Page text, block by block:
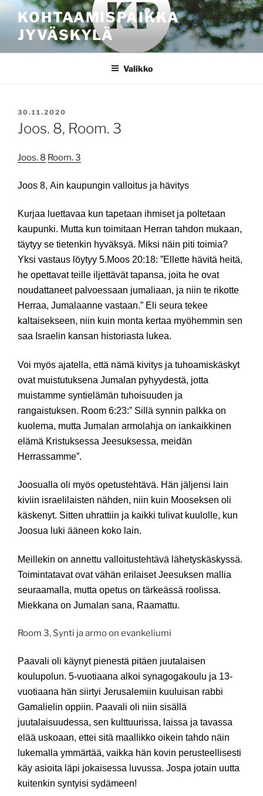
sisältöönKOHTAAMISPAIKKA
JYVÄSKYLÄ
Valikko
JULKAISTU
30.11.2020
Joos. 8, Room. 3
Joos. 8 Room. 3
Joos 8, Ain kaupungin valloitus ja hävitys
Kurjaa luettavaa kun tapetaan ihmiset ja poltetaan
kaupunki. Mutta kun toimitaan Herran tahdon mukaan,
täytyy se tietenkin hyväksyä. Miksi näin piti toimia?
Yksi vastaus löytyy 5.Moos 20:18: ”Ellette hävitä heitä,
he opettavat teille iljettävät tapansa, joita he ovat
noudattaneet palvoessaan jumaliaan, ja niin te rikotte
Herraa, Jumalaanne vastaan.” Eli seura tekee
kaltaisekseen, niin kuin monta kertaa myöhemmin sen
saa Israelin kansan historiasta lukea.
Voi myös ajatella, että nämä kivitys ja tuhoamiskäskyt
ovat muistutuksena Jumalan pyhyydestä, jotta
muistamme syntielämän tuhoisuuden ja
rangaistuksen. Room 6:23:” Sillä synnin palkka on
kuolema, mutta Jumalan armolahja on iankaikkinen
elämä Kristuksessa Jeesuksessa, meidän
Herrassamme”.
Joosualla oli myös opetustehtävä. Hän jäljensi lain
kiviin israelilaisten nähden, niin kuin Mooseksen oli
käskenyt. Sitten uhrattiin ja kaikki tulivat kuulolle, kun
Joosua luki ääneen koko lain.
Meillekin on annettu valloitustehtävä lähetyskäskyssä.
Toimintatavat ovat vähän erilaiset Jeesuksen mallia
seuraamalla, mutta opetus on tärkeässä roolissa.
Miekkana on Jumalan sana, Raamattu.
Room 3, Synti ja armo on evankeliumi
Paavali oli käynyt pienestä pitäen juutalaisen
koulupolun. 5-vuotiaana alkoi synagogakoulu ja 13-
vuotiaana hän siirtyi Jerusalemiin kuuluisan rabbi
Gamalielin oppiin. Paavali oli niin sisällä
juutalaisuudessa, sen kulttuurissa, laissa ja tavassa
elää uskoaan, ettei sitä maallikko oikein tahdo näin
lukemalla ymmärtää, vaikka hän kovin perusteellisesti
käy asioita läpi jokaisessa luvussa. Jospa jotain uutta
kuitenkin syntyisi sydämeen!